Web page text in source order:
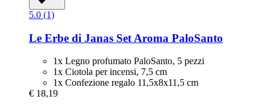
5.0 (1)
Le Erbe di Janas Set Aroma PaloSanto
1x Legno profumato PaloSanto, 5 pezzi
1x Ciotola per incensi, 7,5 cm
1x Confezione regalo 11,5x8x11,5 cm
€ 18,19